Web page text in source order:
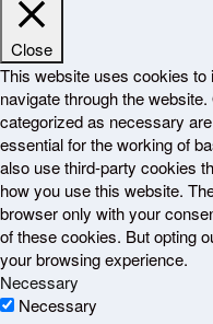
Close
This website uses cookies
navigate through the
categorized as necessary
essential for the working of
also use third-party cookies
how you use this website.
browser only with your
of these cookies. But opting
your browsing experience.
Necessary
Necessary